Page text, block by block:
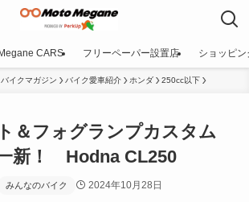
CARS フリーペーパー設置店 ショッピン
イクマガジン バイク愛車紹介 ホンダ 250cc以下
＆フォグランプカスタム
新！ Hodna CL250
みんなのバイク 2024年10月28日